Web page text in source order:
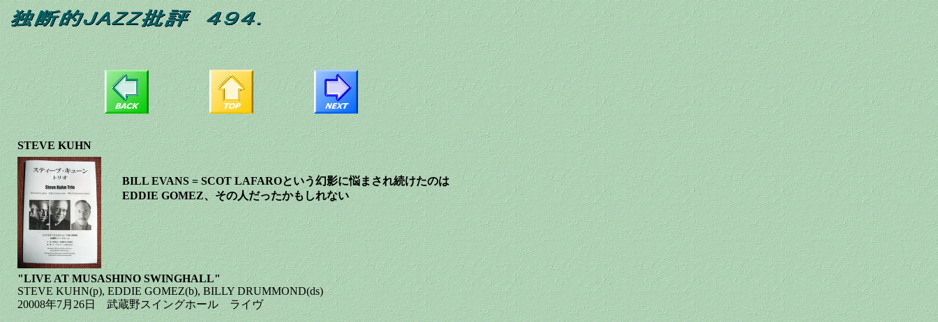
STEVE KUHN
BILL EVANS = SCOT LAFAROという幻影に悩まされ続けたのは
EDDIE GOMEZ、その人だったかもしれない
"LIVE AT MUSASHINO SWINGHALL"
STEVE KUHN(p), EDDIE GOMEZ(b), BILLY DRUMMOND(ds)
20008年7月26日 武蔵野スイングホール ライヴ